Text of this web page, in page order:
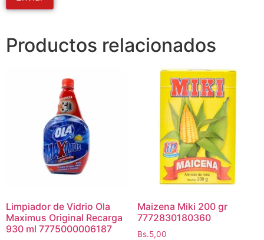
Productos relacionados
Limpiador de Vidrio Ola
Maximus Original Recarga
930 ml 7775000006187
Maizena Miki 200 gr
7772830180360
Bs.5,00